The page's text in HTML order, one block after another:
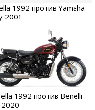
1992 против Yamaha
2001
1992 против Benelli